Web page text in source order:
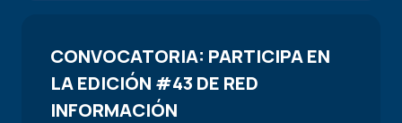
CONVOCATORIA: PARTICIPA EN
LA EDICIÓN #43 DE RED
INFORMACIÓN